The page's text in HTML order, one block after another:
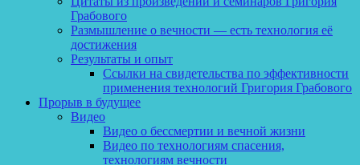
Грабового
Размышление о вечности — есть технология её
достижения
Результаты и опыт
Ссылки на свидетельства по эффективности
применения технологий Григория Грабового
Прорыв в будущее
Видео
Видео о бессмертии и вечной жизни
Видео по технологиям спасения,
технологиям вечности